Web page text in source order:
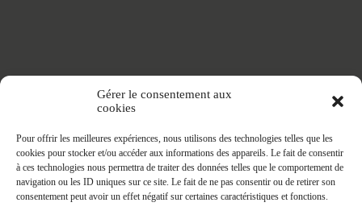
Gérer le consentement aux
cookies
Pour offrir les meilleures expériences, nous utilisons des technologies telles que les
cookies pour stocker et/ou accéder aux informations des appareils. Le fait de consentir
à ces technologies nous permettra de traiter des données telles que le comportement de
navigation ou les ID uniques sur ce site. Le fait de ne pas consentir ou de retirer son
consentement peut avoir un effet négatif sur certaines caractéristiques et fonctions.
Adhésifs SANS PVC
Nappes
Protège Table
Nappes SANS PVC
Tapis PRATIC
Affaires à faire